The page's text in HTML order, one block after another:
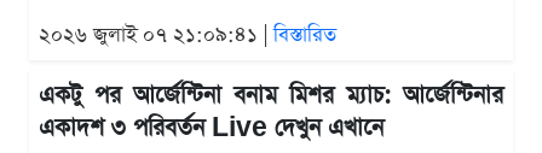
২০২৬ জুলাই ০৭ ২১:০৯:৪১ |বিস্তারিত
একটু পর আর্জেন্টিনা বনাম মিশর ম্যাচ: আর্জেন্টিনার
একাদশ ৩ পরিবর্তন Live দেখুন এখানে